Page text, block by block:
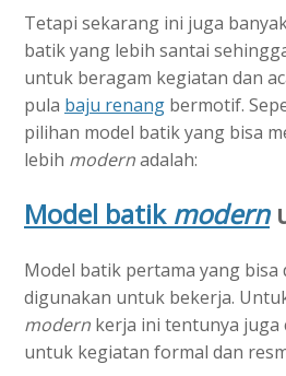
Tetapi sekarang ini juga
batik yang lebih santai
untuk beragam kegiatan dan
pula baju renang bermotif.
pilihan model batik yang bisa
lebih modernadalah:
Model batik modern
Model batik pertama yang bisa
digunakan untuk bekerja.
modern kerja ini tentunya juga
untuk kegiatan formal dan